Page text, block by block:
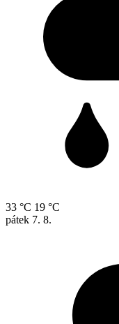
33 °C 19 °C
pátek 7. 8.